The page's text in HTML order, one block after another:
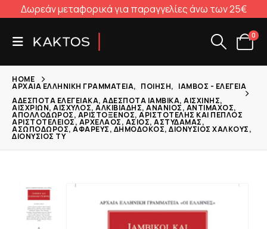
Δωρεάν μεταφορικά για παραγγελίες άνω των 25€
0
HOME
ΑΡΧΑΊΑ ΕΛΛΗΝΙΚΉ ΓΡΑΜΜΑΤΕΊΑ, ΠΟΊΗΣΗ, ΊΑΜΒΟΣ - ΕΛΕΓΕΊΑ
ΑΔΈΣΠΟΤΑ ΕΛΕΓΕΙΑΚΆ, ΑΔΈΣΠΟΤΑ ΙΑΜΒΙΚΆ, ΑΙΣΧΊΝΗΣ,
ΑΙΣΧΡΊΩΝ, ΑΙΣΧΎΛΟΣ, ΑΛΚΙΒΙΆΔΗΣ, ΑΝΆΝΙΟΣ, ΑΝΤΊΜΑΧΟΣ,
ΑΠΟΛΛΌΔΩΡΟΣ, ΑΡΙΣΤΌΞΕΝΟΣ, ΑΡΙΣΤΟΤΈΛΗΣ ΚΑΙ ΠΈΠΛΟΣ
ΑΡΙΣΤΟΤΈΛΕΙΟΣ, ΑΡΧΈΛΑΟΣ, ΆΣΙΟΣ, ΑΣΤΥΔΆΜΑΣ,
ΑΣΩΠΌΔΩΡΟΣ, ΑΦΑΡΕΎΣ, ΔΗΜΌΔΟΚΟΣ, ΔΙΟΝΎΣΙΟΣ ΧΑΛΚΟΎΣ,
ΔΙΟΝΎΣΙΟΣ ΤΎ